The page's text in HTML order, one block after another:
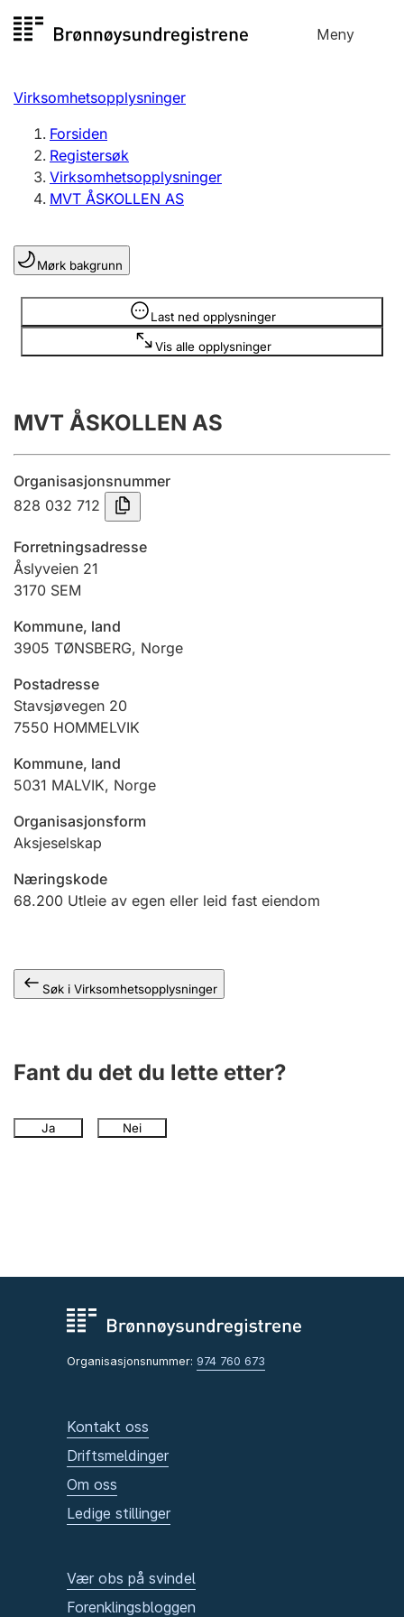
til
Meny
Registersøk
Aksjeselskap
Enkeltpersonforetak
Registrere, endre, slette
Lag og forening
Registrere, endre, slette
Årsregnskap
Innsending og forsinkelsesgebyr
Tinglysing
Jeger
Ektepaktveileder
Andre tema
Virksomhetsopplysninger
Forsiden
Registersøk
Virksomhetsopplysninger
MVT ÅSKOLLEN AS
Mørk bakgrunn
Last ned opplysninger
Vis alle opplysninger
Opplysninger er skjult
MVT ÅSKOLLEN AS
Organisasjonsnummer
828 032 712
Forretningsadresse
Åslyveien 21
3170 SEM
Kommune, land
3905 TØNSBERG, Norge
Postadresse
Stavsjøvegen 20
7550 HOMMELVIK
Kommune, land
5031 MALVIK, Norge
Organisasjonsform
Aksjeselskap
Næringskode
68.200 Utleie av egen eller leid fast eiendom
Søk i Virksomhetsopplysninger
Fant du det du lette etter?
Ja Nei
Organisasjonsnummer: 974 760 673
Kontakt oss
Driftsmeldinger
Om oss
Ledige stillinger
Vær obs på svindel
Forenklingsbloggen